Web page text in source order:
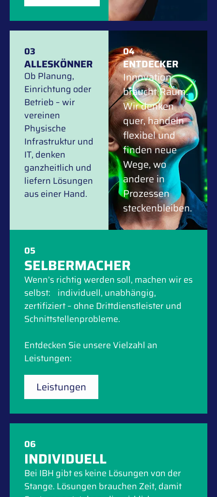
03
ALLESKÖNNER
Ob Planung,
Einrichtung oder
Betrieb – wir
vereinen
Physische
Infrastruktur und
IT, denken
ganzheitlich und
liefern Lösungen
aus einer Hand.
04
ENTDECKER
Innovation
braucht Raum.
Wir denken
quer, handeln
flexibel und
finden neue
Wege, wo
andere in
Prozessen
steckenbleiben.
05
SELBERMACHER
Wenn’s richtig werden soll, machen wir es
selbst: individuell, unabhängig,
zertifiziert – ohne Drittdienstleister und
Schnittstellenprobleme.
Entdecken Sie unsere Vielzahl an
Leistungen:
Leistungen
06
INDIVIDUELL
Bei IBH gibt es keine Lösungen von der
Stange. Lösungen brauchen Zeit, damit